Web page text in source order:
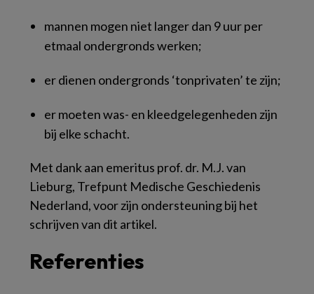
mannen mogen niet langer dan 9 uur per
etmaal ondergronds werken;
er dienen ondergronds ‘tonprivaten’ te zijn;
er moeten was- en kleedgelegenheden zijn
bij elke schacht.
Met dank aan emeritus prof. dr. M.J. van
Lieburg, Trefpunt Medische Geschiedenis
Nederland, voor zijn ondersteuning bij het
schrijven van dit artikel.
Referenties